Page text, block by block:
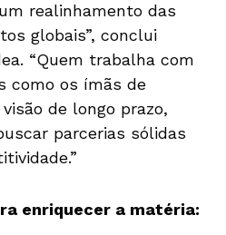
realinhamento das
globais”, conclui
“Quem trabalha com
como os ímãs de
de longo prazo,
parcerias sólidas
enriquecer a matéria: